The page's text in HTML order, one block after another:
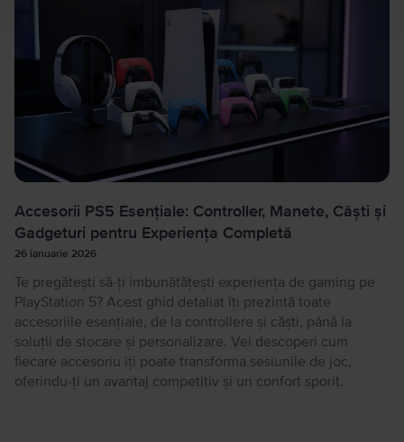
Accesorii PS5 Esențiale: Controller, Manete, Căști și
Gadgeturi pentru Experiența Completă
26 ianuarie 2026
Te pregătești să-ți îmbunătățești experiența de gaming pe
PlayStation 5? Acest ghid detaliat îți prezintă toate
accesoriile esențiale, de la controllere și căști, până la
soluții de stocare și personalizare. Vei descoperi cum
fiecare accesoriu îți poate transforma sesiunile de joc,
oferindu-ți un avantaj competitiv și un confort sporit.